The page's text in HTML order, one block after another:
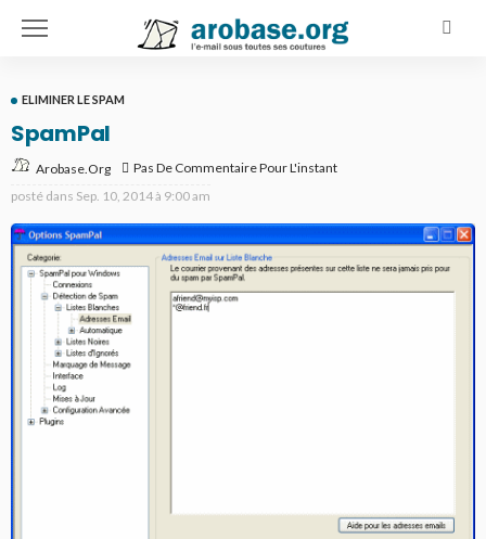
ELIMINER LE SPAM
SpamPal
Arobase.org
Pas De Commentaire Pour L'instant
posté dans Sep. 10, 2014 à 9:00 am